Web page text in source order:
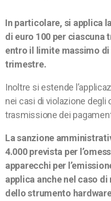
In particolare, si applica
di euro 100 per ciascuna
entro il limite massimo di
trimestre.
Inoltre si estende
nei casi di violazione
trasmissione dei
La sanzione
4.000 prevista per
apparecchi per
applica anche nel caso
dello strumento